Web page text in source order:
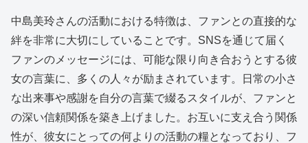
中島美玲さんの活動における特徴は、ファンとの直接的な
絆を非常に大切にしていることです。SNSを通じて届く
ファンのメッセージには、可能な限り向き合おうとする彼
女の言葉に、多くの人々が励まされています。日常の小さ
な出来事や感謝を自分の言葉で綴るスタイルが、ファンと
の深い信頼関係を築き上げました。お互いに支え合う関係
性が、彼女にとっての何よりの活動の糧となっており、フ